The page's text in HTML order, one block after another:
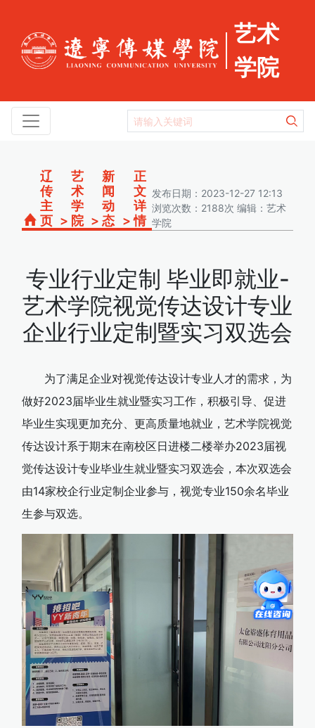
艺术
学院
辽
传
主
页 >
艺
术
学
院 >
新
闻
动
态 >
正
文
详
情
发布日期：2023-12-27 12:13
浏览次数：2188次 编辑：艺术
学院
专业行业定制 毕业即就业-
艺术学院视觉传达设计专业
企业行业定制暨实习双选会
为了满足企业对视觉传达设计专业人才的需求，为
做好2023届毕业生就业暨实习工作，积极引导、促进
毕业生实现更加充分、更高质量地就业，艺术学院视觉
传达设计系于期末在南校区日进楼二楼举办2023届视
觉传达设计专业毕业生就业暨实习双选会，本次双选会
由14家校企行业定制企业参与，视觉专业150余名毕业
生参与双选。